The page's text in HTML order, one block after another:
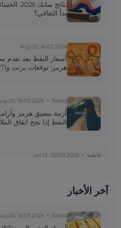
بدأ التعافي؟
2026 Aug 05, 16:03
أسعار النفط بعد تقدم
هرمز: توقعات برنت وWTI
Salma
2026 Aug 05, 16:02
أزمة مضيق هرمز
النفط إذا نجح اتفاق
فاطمة 2026 Jun 13, 00:00
ارتداد قطاع رقائق التخزين: هل يمثل
آخر الأخبار
Salma
2026 Aug 06, 16:03